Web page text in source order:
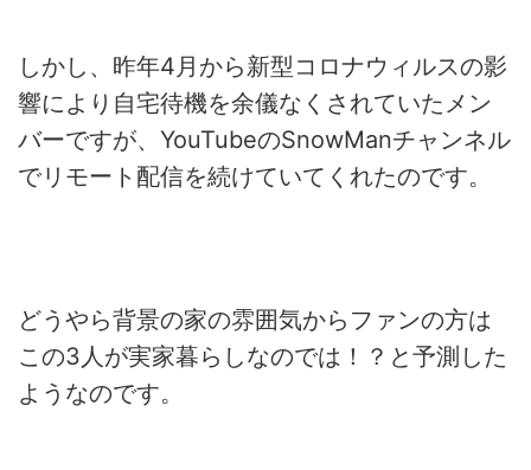
しかし、昨年4月から新型コロナウィルスの影
響により自宅待機を余儀なくされていたメン
バーですが、YouTubeのSnowManチャンネル
でリモート配信を続けていてくれたのです。
どうやら背景の家の雰囲気からファンの方は
この3人が実家暮らしなのでは！？と予測した
ようなのです。